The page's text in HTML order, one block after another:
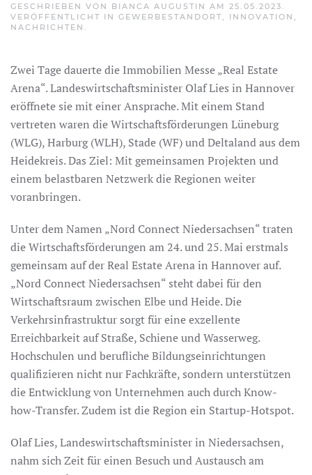
GESCHRIEBEN VON BIANCA AUGUSTIN AM 25.05.2023
VERÖFFENTLICHT IN GEWERBESTANDORT INNOVATION
NACHRICHTEN
Zwei Tage dauerte die Immobilien Messe „Real Estate
Arena“. Landeswirtschaftsminister Olaf Lies in Hannover
eröffnete sie mit einer Ansprache. Mit einem Stand
vertreten waren die Wirtschaftsförderungen Lüneburg
(WLG), Harburg (WLH), Stade (WF) und Deltaland aus dem
Heidekreis. Das Ziel: Mit gemeinsamen Projekten und
einem belastbaren Netzwerk die Regionen weiter
voranbringen.
Unter dem Namen „Nord Connect Niedersachsen“ traten
die Wirtschaftsförderungen am 24. und 25. Mai erstmals
gemeinsam auf der Real Estate Arena in Hannover auf.
„Nord Connect Niedersachsen“ steht dabei für den
Wirtschaftsraum zwischen Elbe und Heide. Die
Verkehrsinfrastruktur sorgt für eine exzellente
Erreichbarkeit auf Straße, Schiene und Wasserweg.
Hochschulen und berufliche Bildungseinrichtungen
qualifizieren nicht nur Fachkräfte, sondern unterstützen
die Entwicklung von Unternehmen auch durch Know-
how-Transfer. Zudem ist die Region ein Startup-Hotspot.
Olaf Lies, Landeswirtschaftsminister in Niedersachsen,
nahm sich Zeit für einen Besuch und Austausch am